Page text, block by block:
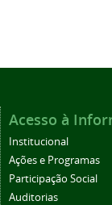
Acesso à
Institucional
Ações e Programas
Participação Social
Auditorias